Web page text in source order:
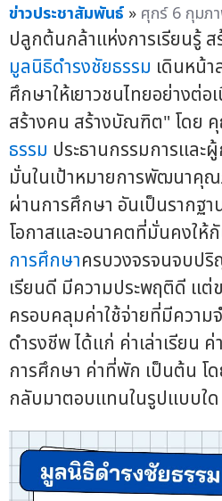
ข่าวประชาสัมพันธ์ » ศุกร์ 6 กุมภ
ปลูกต้นกล้าแห่งการเรียนรู้
มูลนิธิดำรงชัยธรรม เดินหน้
ศึกษาให้เยาวชนไทยอย่างต่
สร้างคน สร้างบัณฑิต" โดย
ธรรม ประธานกรรมการแล
มั่นในเป้าหมายการพัฒนาคุ
ผ่านการศึกษา อันเป็นรากฐ
โอกาสและอนาคตที่มั่นคงให้
การศึกษาครบวงจรจนจบป
เรียนดี มีความประพฤติดี แ
ครอบคลุมค่าใช้จ่ายที่มีความ
ดำรงชีพ ได้แก่ ค่าเล่าเรียน
การศึกษา ค่าที่พัก เป็นต้น โด
กลับมาตอบแทนในรูปแบบใด